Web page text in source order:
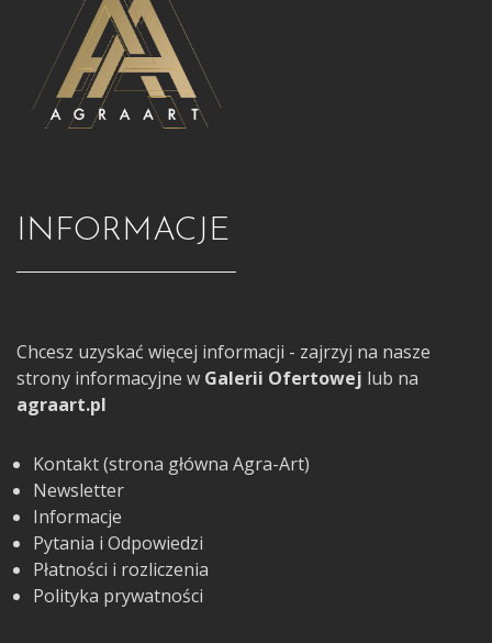
INFORMACJE
Chcesz uzyskać więcej informacji - zajrzyj na nasze
strony informacyjne w Galerii Ofertowej lub na
agraart.pl
Kontakt (strona główna Agra-Art)
Newsletter
Informacje
Pytania i Odpowiedzi
Płatności i rozliczenia
Polityka prywatności